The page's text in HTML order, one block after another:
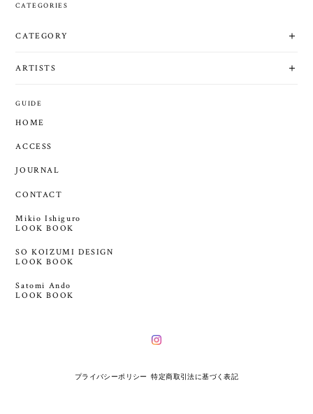
CATEGORIES
CATEGORY
ARTISTS
GUIDE
HOME
ACCESS
JOURNAL
CONTACT
Mikio Ishiguro
LOOK BOOK
SO KOIZUMI DESIGN
LOOK BOOK
Satomi Ando
LOOK BOOK
プライバシーポリシー 特定商取引法に基づく表記